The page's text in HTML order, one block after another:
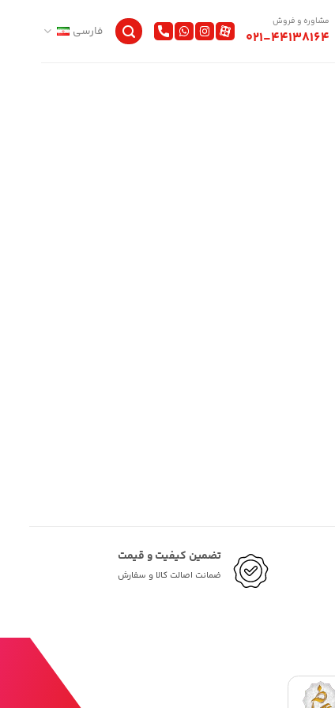
مشاوره و فروش
021-44138164 فارسی
تضمین کیفیت و قیمت
ضمانت اصالت کالا و سفارش